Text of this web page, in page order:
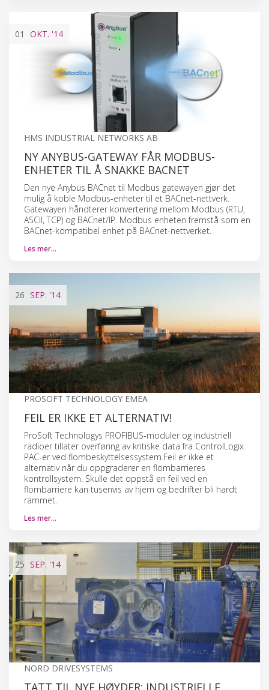
01 OKT. '14
HMS INDUSTRIAL NETWORKS AB
NY ANYBUS-GATEWAY FÅR MODBUS-
ENHETER TIL Å SNAKKE BACNET
Den nye Anybus BACnet til Modbus gatewayen gjør det
mulig å koble Modbus-enheter til et BACnet-nettverk.
Gatewayen håndterer konvertering mellom Modbus (RTU,
ASCII, TCP) og BACnet/IP. Modbus enheten fremstå som en
BACnet-kompatibel enhet på BACnet-nettverket.
Les mer…
26 SEP. '14
PROSOFT TECHNOLOGY EMEA
FEIL ER IKKE ET ALTERNATIV!
ProSoft Technologys PROFIBUS-moduler og industriell
radioer tillater overføring av kritiske data fra ControlLogix
PAC-er ved flombeskyttelsessystem.Feil er ikke et
alternativ når du oppgraderer en flombarrieres
kontrollsystem. Skulle det oppstå en feil ved en
flombarriere kan tusenvis av hjem og bedrifter bli hardt
rammet.
Les mer…
25 SEP. '14
NORD DRIVESYSTEMS
TATT TIL NYE HØYDER: INDUSTRIELLE